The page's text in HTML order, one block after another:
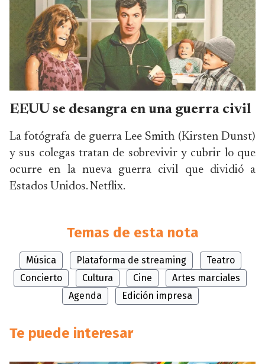
EEUU se desangra en una guerra civil
La fotógrafa de guerra Lee Smith (Kirsten Dunst)
y sus colegas tratan de sobrevivir y cubrir lo que
ocurre en la nueva guerra civil que dividió a
Estados Unidos. Netflix.
Temas de esta nota
Música Plataforma de streaming
Teatro
Concierto
Cultura Cine
Artes marciales
Agenda
Edición impresa
Te puede interesar